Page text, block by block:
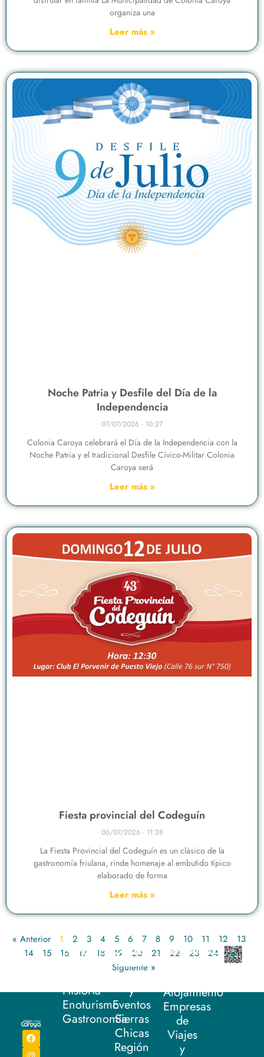
organiza una
Leer más »
Noche Patria y Desfile del Día de la
Independencia
07/07/2026 10:27
Colonia Caroya celebrará el Día de la Independencia con la
Noche Patria y el tradicional Desfile Cívico-Militar Colonia
Caroya será
Leer más »
Fiesta provincial del Codeguín
06/07/2026 11:28
La Fiesta Provincial del Codeguín es un clásico de la
gastronomía friulana, rinde homenaje al embutido típico
elaborado de forma
Leer más »
« Anterior 1 2 3 4 5 6 7 8 9 10 11 12
13
14
15 16 17 18 19 20 21 22 23 24
25
Siguiente »
F
a
c
I
n
s
T
i
k
Y
o
u
EXPERIENCIA
Naturaleza
Historia
Enoturismo
Gastronomía
QUÉ
HACER
Fiestas
y
Eventos
Sierras
Chicas
Región
INFORMACIÓN
Establecimientos
Alojamiento
Empresas
de
Viajes
y